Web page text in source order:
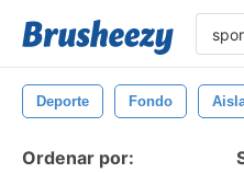
Deporte Fondo
Ordenar por: